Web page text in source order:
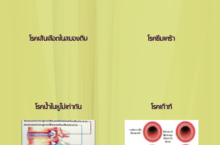
โรคเส้นเลือดในสมองตีบ โรคซึมเศร้า
โรคนํ้าในหูไม่เท่ากัน โรคเก๊าฑ์